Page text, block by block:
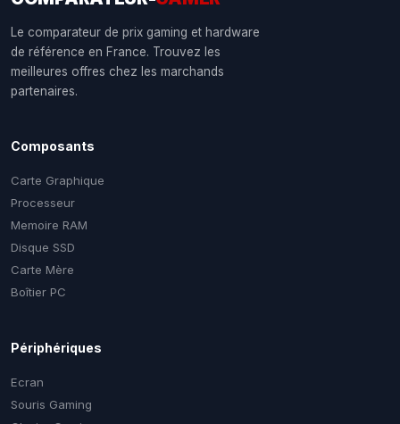
Le comparateur de prix gaming et hardware
de référence en France. Trouvez les
meilleures offres chez les marchands
partenaires.
Composants
Carte Graphique
Processeur
Memoire RAM
Disque SSD
Carte Mère
Boîtier PC
Périphériques
Ecran
Souris Gaming